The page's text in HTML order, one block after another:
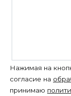
Нажимая на
согласие на
принимаю